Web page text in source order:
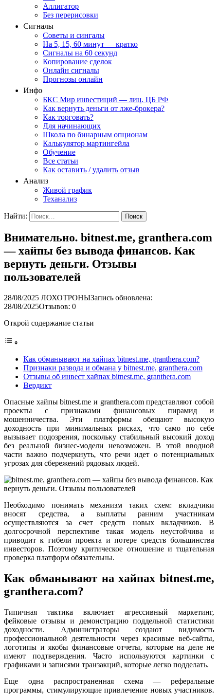
Аллигатор
Без перерисовки
Сигналы
Советы и сингалы
На 5, 15, 60 минут — кратко
Сигналы на 60 секунд
Копирование сделок
Онлайн сигналы
Прогнозы онлайн
Инфо
БКС Мир инвестиций — лиц. ЦБ РФ
Как вернуть деньги от лже-брокера?
Как торговать?
Для начинающих
Школа по бинарным опционам
Калькулятор мартингейла
Обучение
Все статьи
Как оставить / удалить отзыв
Анализ
Живой график
Теханализ
Найти:
Внимательно. bitnest.me, granthera.com
— хайпы без вывода финансов. Как
вернуть деньги. Отзывы
пользователей
28/08/2025 ЛОХОТРОНЫЗапись обновлена:
28/08/2025Отзывов: 0
Открой содержание статьи
Как обманывают на хайпах bitnest.me, granthera.com?
Признаки развода и обмана у bitnest.me, granthera.com
Отзывы об инвест хайпах bitnest.me, granthera.com
Вердикт
Опасные хайпы bitnest.me и granthera.com представляют собой
проекты с признаками финансовых пирамид и
мошенничества. Эти платформы обещают высокую
доходность при минимальных рисках, что само по себе
вызывает подозрения, поскольку стабильный высокий доход
без реальной бизнес-модели невозможен. В этой вводной
части важно подчеркнуть, что речи идет о потенциальных
угрозах для сбережений рядовых людей.
Необходимо понимать механизм таких схем: вкладчики
вносят средства, а выплаты ранним участникам
осуществляются за счет средств новых вкладчиков. В
долгосрочной перспективе такая модель неустойчива и
приводит к гибели проекта и потере средств большинства
инвесторов. Поэтому критическое отношение и тщательная
проверка платформ обязательны.
Как обманывают на хайпах bitnest.me,
granthera.com?
Типичная тактика включает агрессивный маркетинг,
фейковые отзывы и демонстрацию поддельной статистики
доходности. Администраторы создают видимость
профессиональной деятельности через красивые веб-сайты,
логотипы и якобы финансовые отчеты, которые на деле не
имеют подтверждения. Часто используются картинки с
графиками и записями транзакций, которые легко подделать.
Еще одна распространенная схема — реферальные
программы, стимулирующие привлечение новых участников.